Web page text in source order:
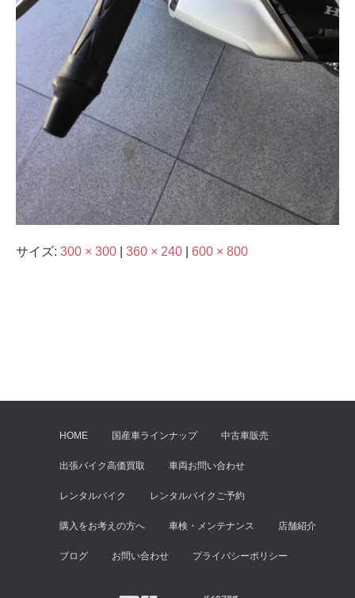
サイズ: 300 × 300 360 × 240 600 × 800
HOME 国産車ラインナップ 中古車販売
出張バイク高価買取 車両お問い合わせ
レンタルバイク レンタルバイクご予約
購入をお考えの方へ 車検・メンテナンス 店舗紹介
ブログ お問い合わせ プライバシーポリシー